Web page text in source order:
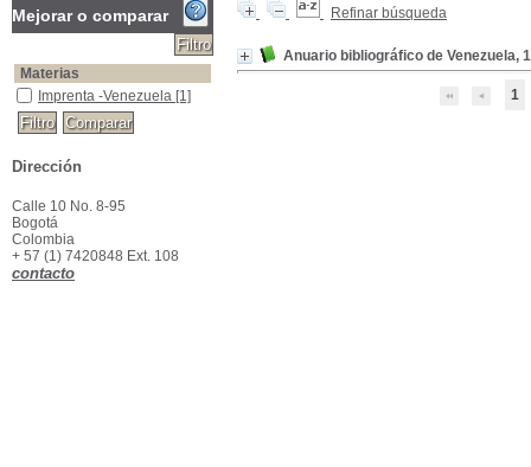
Refinar búsqueda
Anuario bibliográfico de Venezuela,
1
Mejorar o comparar
Materias
Imprenta -Venezuela
Imprenta -Venezuela [1]
Dirección
Calle 10 No. 8-95
Bogotá
Colombia
+ 57 (1) 7420848 Ext. 108
contacto